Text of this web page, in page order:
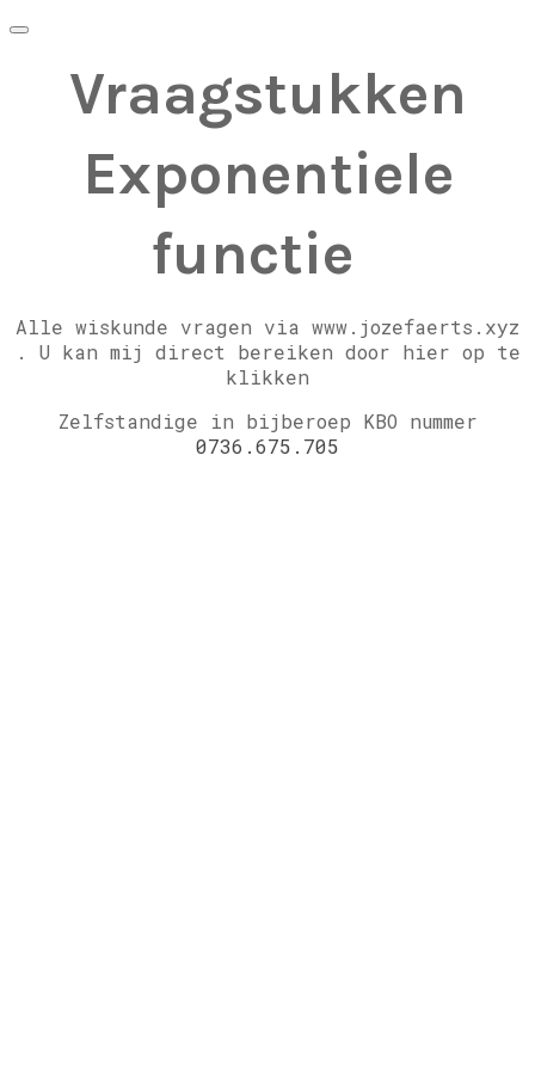
Vraagstukken
Exponentiele
functie
Alle wiskunde vragen via www.jozefaerts.xyz
. U kan mij direct bereiken door hier op te
klikken
Zelfstandige in bijberoep KBO nummer
0736.675.705